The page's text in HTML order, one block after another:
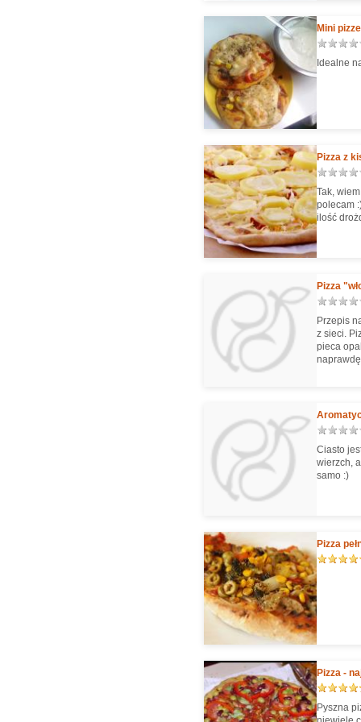
Mini
Idealne
Pizza z
Tak,
polecam :) Przepis ze strony essen und trinken,
ilość
Pizza
Przepis
z sieci.
pieca
Ciasto
wierzch,
samo :)
Pizza
Pizza -
Pyszna